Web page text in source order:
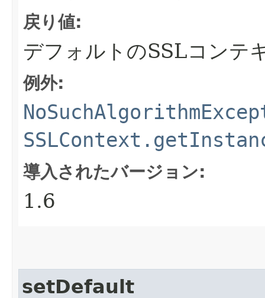
戻り値:
デフォルトのSSLコンテ
例外:
導入されたバージョン:
1.6
setDefault